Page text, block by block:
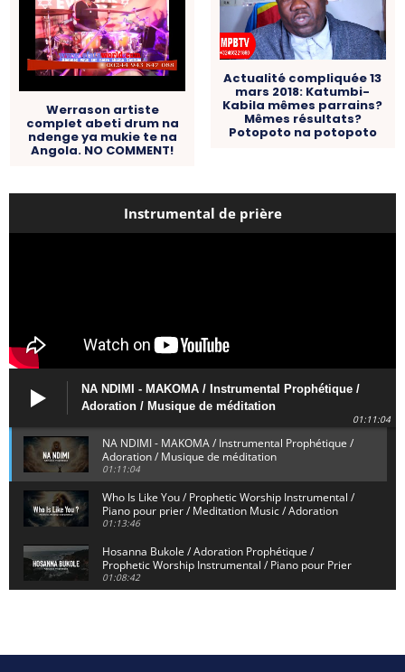
Werrason artiste
complet abeti drum na
ndenge ya mukie te na
Angola. NO COMMENT!
Actualité compliquée 13
mars 2018: Katumbi-
Kabila mêmes parrains?
Mêmes résultats?
Potopoto na potopoto
Instrumental de prière
NA NDIMI - MAKOMA / Instrumental Prophétique /
Adoration / Musique de méditation
01:11:04
NA NDIMI - MAKOMA / Instrumental Prophétique /
Adoration / Musique de méditation
01:11:04
Who Is Like You / Prophetic Worship Instrumental /
Piano pour prier / Meditation Music / Adoration
01:13:46
Hosanna Bukole / Adoration Prophétique /
Prophetic Worship Instrumental / Piano pour Prier
01:08:42
Dieu de Secours - God of Rescue / Adoration